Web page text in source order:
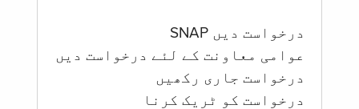
درخواست دیں SNAP
عوامی معاونت کے لئے درخواست دیں
درخواست جاری رکھیں
درخواست کو ٹریک کرنا